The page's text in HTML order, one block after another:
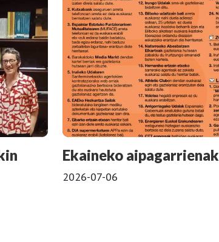
Ekaineko aipagarrienak
2026-07-06